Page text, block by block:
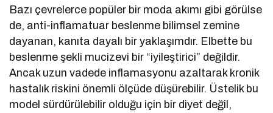
Bazı çevrelerce popüler bir moda akımı gibi görülse
de, anti-inflamatuar beslenme bilimsel zemine
dayanan, kanıta dayalı bir yaklaşımdır. Elbette bu
beslenme şekli mucizevi bir “iyileştirici” değildir.
Ancak uzun vadede inflamasyonu azaltarak kronik
hastalık riskini önemli ölçüde düşürebilir. Üstelik bu
model sürdürülebilir olduğu için bir diyet değil,